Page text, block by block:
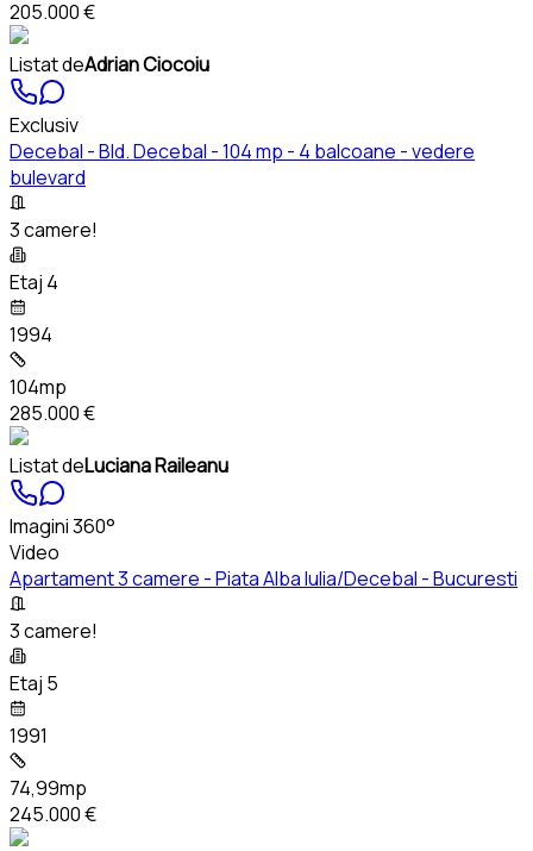
205.000 €
Listat deAdrian Ciocoiu
Exclusiv
Decebal - Bld. Decebal - 104 mp - 4 balcoane - vedere
bulevard
3 camere!
Etaj 4
1994
104mp
285.000 €
Listat deLuciana Raileanu
Imagini 360°
Video
Apartament 3 camere - Piata Alba Iulia/Decebal - Bucuresti
3 camere!
Etaj 5
1991
74,99mp
245.000 €